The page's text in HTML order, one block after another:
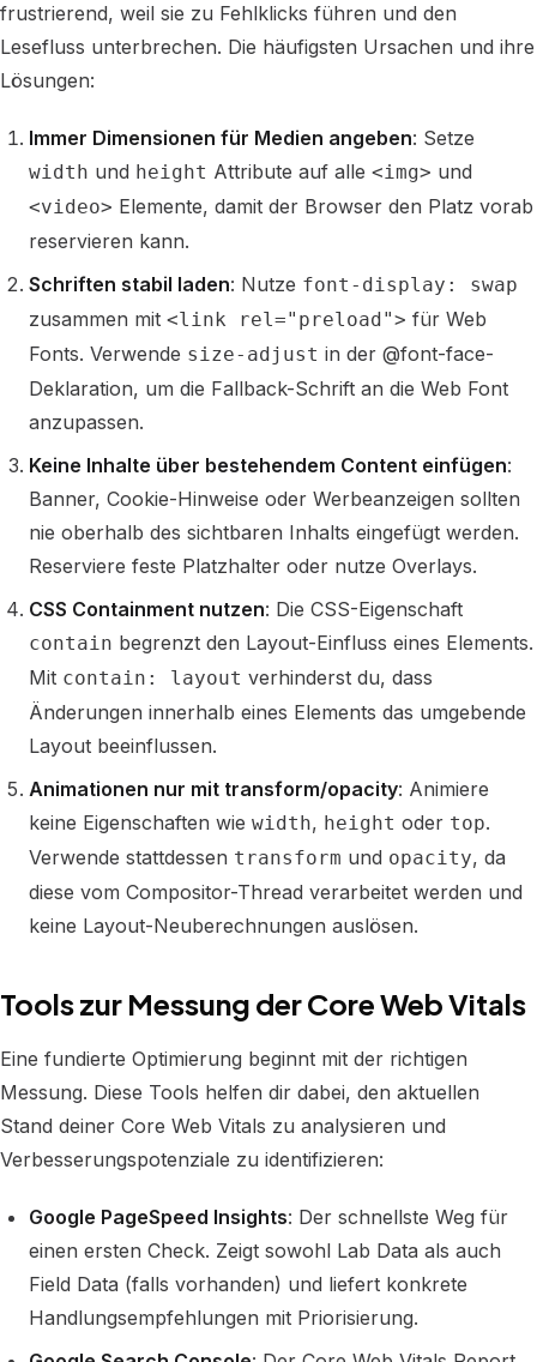
frustrierend, weil sie zu Fehlklicks führen und den
Lesefluss unterbrechen. Die häufigsten Ursachen und ihre
Lösungen:
Immer Dimensionen für Medien angeben: Setze
width und height Attribute auf alle <img> und
<video> Elemente, damit der Browser den Platz vorab
reservieren kann.
Schriften stabil laden: Nutze font-display: swap
zusammen mit <link rel="preload"> für Web
Fonts. Verwende size-adjust in der @font-face-
Deklaration, um die Fallback-Schrift an die Web Font
anzupassen.
Keine Inhalte über bestehendem Content einfügen:
Banner, Cookie-Hinweise oder Werbeanzeigen sollten
nie oberhalb des sichtbaren Inhalts eingefügt werden.
Reserviere feste Platzhalter oder nutze Overlays.
CSS Containment nutzen: Die CSS-Eigenschaft
contain begrenzt den Layout-Einfluss eines Elements.
Mit contain: layout verhinderst du, dass
Änderungen innerhalb eines Elements das umgebende
Layout beeinflussen.
Animationen nur mit transform/opacity: Animiere
keine Eigenschaften wie width, height oder top.
Verwende stattdessen transform und opacity, da
diese vom Compositor-Thread verarbeitet werden und
keine Layout-Neuberechnungen auslösen.
Tools zur Messung der Core Web Vitals
Eine fundierte Optimierung beginnt mit der richtigen
Messung. Diese Tools helfen dir dabei, den aktuellen
Stand deiner Core Web Vitals zu analysieren und
Verbesserungspotenziale zu identifizieren:
Google PageSpeed Insights: Der schnellste Weg für
einen ersten Check. Zeigt sowohl Lab Data als auch
Field Data (falls vorhanden) und liefert konkrete
Handlungsempfehlungen mit Priorisierung.